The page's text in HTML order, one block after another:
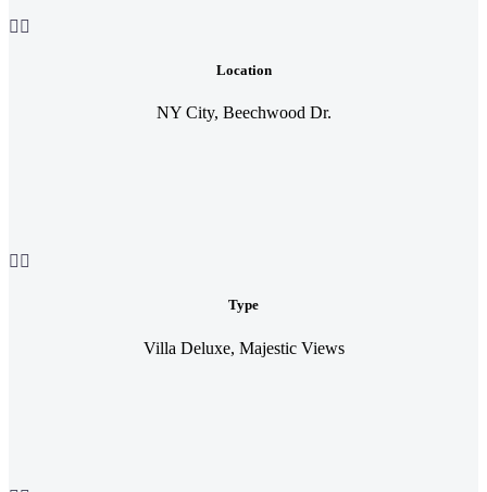
 
Location
NY City, Beechwood Dr.
 
Type
Villa Deluxe, Majestic Views